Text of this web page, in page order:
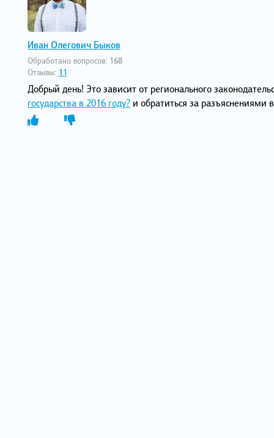
Иван Олегович Быков
Обработано вопросов: 168
Отзывы: 11
Добрый день! Это зависит от регионального
государства в 2016 году? и обратиться за